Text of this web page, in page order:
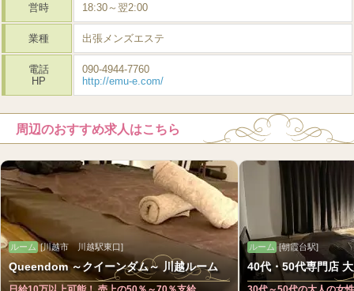
営時 18:30～翌2:00
業種 出張メンズエステ
電話
HP
090-4944-7760
http://emu-e.com/
周辺のおすすめ求人はこちら
ルーム [川越市 川越駅東口]
Queendom ～クイーンダム～ 川越ルーム
ルーム [朝霞台駅]
40代・50代専門店